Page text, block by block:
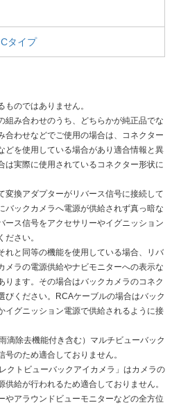
Cタイプ
のではありません。
組み合わせのうち、どちらかが純正品でな
合わせなどでご使用の場合は、コネクター
どを使用している場合があり適合情報と異
は実際に使用されているコネクター形状に
変換アダプターがリバース信号に接続して
バックカメラへ電源が供給されず真っ暗な
ース信号をアクセサリーやイグニッション
さい。
れと同等の機能を使用している場合、リバ
メラの電源供給やナビモニターへの表示な
ります。その場合はバックカメラのコネク
びください。RCAケーブルの場合はバック
イグニッション電源で供給されるように接
滴除去機能付き含む）マルチビューバック
のため適合しておりません。
クトビューバックアイカメラ」はカメラの
給が行われるため適合しておりません。
やアラウンドビューモニターなどの全方位